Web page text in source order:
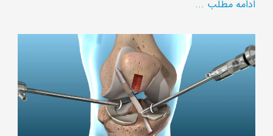
ادامه مطلب ...